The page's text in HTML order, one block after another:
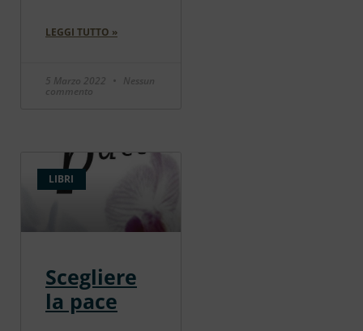
LEGGI TUTTO »
5 Marzo 2022 Nessun
commento
LIBRI
Scegliere
la pace